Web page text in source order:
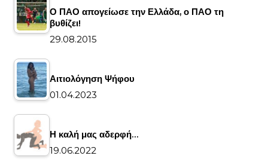
Ο ΠΑΟ απογείωσε την Ελλάδα, ο ΠΑΟ τη
βυθίζει!
29.08.2015
Αιτιολόγηση Ψήφου
01.04.2023
Η καλή μας αδερφή…
19.06.2022